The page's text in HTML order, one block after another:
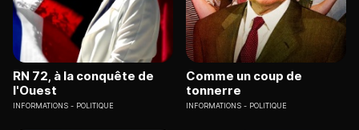
RN 72, à la conquête de
l'Ouest
INFORMATIONS POLITIQUE
Comme un coup de
tonnerre
INFORMATIONS POLITIQUE